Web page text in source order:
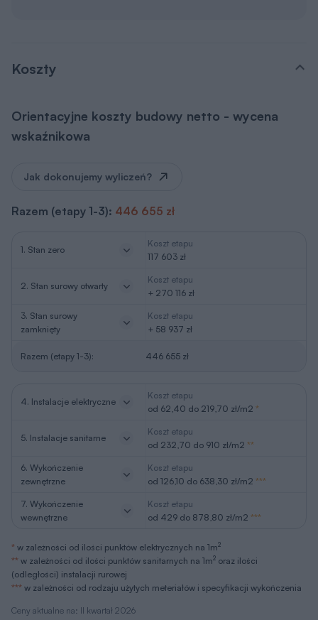
Koszty
Orientacyjne koszty budowy netto - wycena
wskaźnikowa
Ceny aktualne na: II kwartał 2026
Jak dokonujemy wyliczeń?
Razem (etapy 1-3): 446 655 zł
1. Stan zero
Koszt etapu
117 603 zł
2. Stan surowy otwarty
Koszt etapu
+ 270 116 zł
3. Stan surowy
zamknięty
Koszt etapu
+ 58 937 zł
Razem (etapy 1-3): 446 655 zł
4. Instalacje elektryczne
Koszt etapu
od 62,40 do 219,70 zł/m2 *
5. Instalacje sanitarne
Koszt etapu
od 232,70 do 910 zł/m2 **
6. Wykończenie
zewnętrzne
Koszt etapu
od 126,10 do 638,30 zł/m2 ***
7. Wykończenie
wewnętrzne
Koszt etapu
od 429 do 878,80 zł/m2 ***
* w zależności od ilości punktów elektrycznych na 1m2
** w zależności od ilości punktów sanitarnych na 1m2 oraz ilości
(odległości) instalacji rurowej
*** w zależności od rodzaju użytych meteriałów i specyfikacji wykończenia